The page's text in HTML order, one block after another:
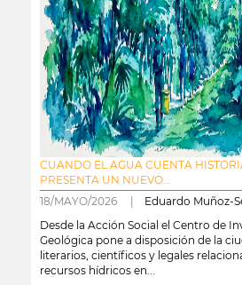
CUANDO EL AGUA CUENTA
PRESENTA UN NUEVO...
18/MAYO/2026 | Eduardo Muñoz-
Desde la Acción Social el Centro de
Geológica pone a disposición de la
literarios, científicos y legales
recursos hídricos en...